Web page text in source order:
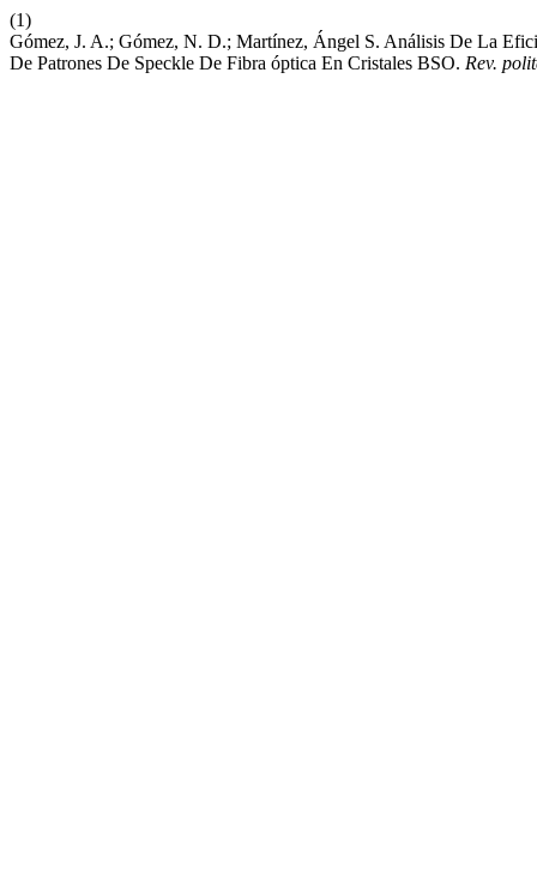
(1)
Gómez, J. A.; Gómez, N. D.; Martínez, Ángel S. Análisis De La
De Patrones De Speckle De Fibra óptica En Cristales BSO. Rev.